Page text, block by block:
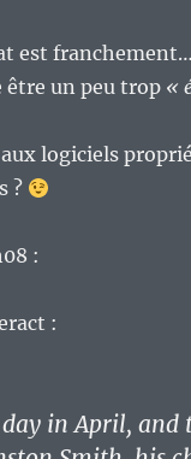
est
être un peu trop «
logiciels
?
:
:
in April, and